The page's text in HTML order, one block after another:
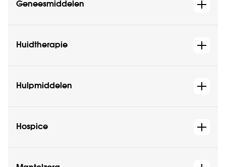
Geneesmiddelen
Huidtherapie
Hulpmiddelen
Hospice